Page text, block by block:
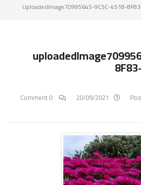
UploadedImage70995645-9C5C-4518-
20/09/2021